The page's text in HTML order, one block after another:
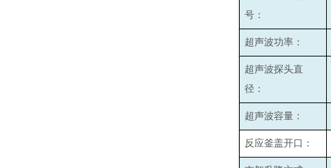
号：
超声波功率：
超声波探头直
径：
超声波容量：
反应釜盖开口：